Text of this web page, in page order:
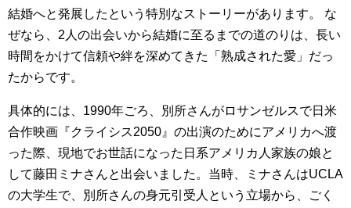
結婚へと発展したという特別なストーリーがあります。 な
ぜなら、2人の出会いから結婚に至るまでの道のりは、長い
時間をかけて信頼や絆を深めてきた「熟成された愛」だっ
たからです。
具体的には、1990年ごろ、別所さんがロサンゼルスで日米
合作映画『クライシス2050』の出演のためにアメリカへ渡
った際、現地でお世話になった日系アメリカ人家族の娘と
して藤田ミナさんと出会いました。当時、ミナさんはUCLA
の大学生で、別所さんの身元引受人という立場から、ごく